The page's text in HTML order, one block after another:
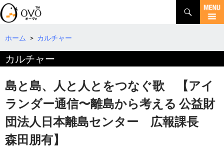
検
索
コ
テ
ツ
へ
動
ホーム > カルチャー
カルチャー
島と島、人と人とをつなぐ歌 【アイ
ランダー通信〜離島から考える 公益財
団法人日本離島センター 広報課長
森田朋有】